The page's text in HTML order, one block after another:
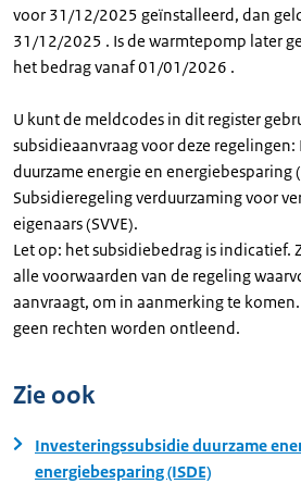
voor 31/12/2025 geïnstalleerd, dan
31/12/2025 . Is de warmtepomp later
het bedrag vanaf 01/01/2026 .
U kunt de meldcodes in dit register
subsidieaanvraag voor deze regelingen:
duurzame energie en energiebesparing
Subsidieregeling verduurzaming voor
eigenaars (SVVE).
Let op: het subsidiebedrag is indicatief.
alle voorwaarden van de regeling
aanvraagt, om in aanmerking te
geen rechten worden ontleend.
Zie ook
Investeringssubsidie duurzame
energiebesparing (ISDE)